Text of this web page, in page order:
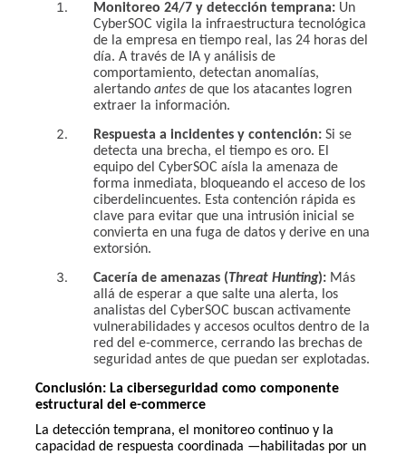
Monitoreo 24/7 y detección temprana: Un
CyberSOC vigila la infraestructura tecnológica
de la empresa en tiempo real, las 24 horas del
día. A través de IA y análisis de
comportamiento, detectan anomalías,
alertando antes de que los atacantes logren
extraer la información.
Respuesta a incidentes y contención: Si se
detecta una brecha, el tiempo es oro. El
equipo del CyberSOC aísla la amenaza de
forma inmediata, bloqueando el acceso de los
ciberdelincuentes. Esta contención rápida es
clave para evitar que una intrusión inicial se
convierta en una fuga de datos y derive en una
extorsión.
Cacería de amenazas (Threat Hunting): Más
allá de esperar a que salte una alerta, los
analistas del CyberSOC buscan activamente
vulnerabilidades y accesos ocultos dentro de la
red del e-commerce, cerrando las brechas de
seguridad antes de que puedan ser explotadas.
Conclusión: La ciberseguridad como componente
estructural del e-commerce
La detección temprana, el monitoreo continuo y la
capacidad de respuesta coordinada —habilitadas por un